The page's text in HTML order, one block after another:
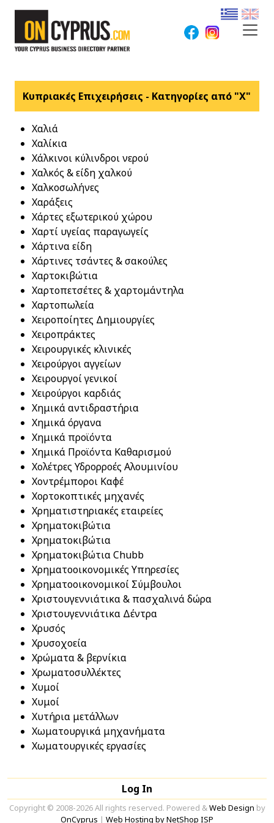
Κυπριακές Επιχειρήσεις - Κατηγορίες από "Χ"
Χαλιά
Χαλίκια
Χάλκινοι κύλινδροι νερού
Χαλκός & είδη χαλκού
Χαλκοσωλήνες
Χαράξεις
Χάρτες εξωτερικού χώρου
Χαρτί υγείας παραγωγείς
Χάρτινα είδη
Χάρτινες τσάντες & σακούλες
Χαρτοκιβώτια
Χαρτοπετσέτες & χαρτομάντηλα
Χαρτοπωλεία
Χειροποίητες Δημιουργίες
Χειροπράκτες
Χειρουργικές κλινικές
Χειρούργοι αγγείων
Χειρουργοί γενικοί
Χειρούργοι καρδιάς
Χημικά αντιδραστήρια
Χημικά όργανα
Χημικά προϊόντα
Χημικά Προϊόντα Καθαρισμού
Χολέτρες Υδρορροές Αλουμινίου
Χοντρέμποροι Καφέ
Χορτοκοπτικές μηχανές
Χρηματιστηριακές εταιρείες
Χρηματοκιβώτια
Χρηματοκιβώτια
Χρηματοκιβώτια Chubb
Χρηματοοικονομικές Υπηρεσίες
Χρηματοοικονομικοί Σύμβουλοι
Χριστουγεννιάτικα & πασχαλινά δώρα
Χριστουγεννιάτικα Δέντρα
Χρυσός
Χρυσοχοεία
Χρώματα & βερνίκια
Χρωματοσυλλέκτες
Χυμοί
Χυμοί
Χυτήρια μετάλλων
Χωματουργικά μηχανήματα
Χωματουργικές εργασίες
Log In
Copyright © 2008-2026 All rights reserved. Powered &Web Design by
OnCyprus | Web Hosting by NetShop ISP